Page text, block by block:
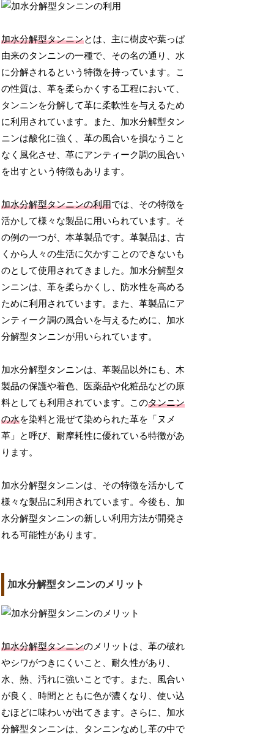
加水分解型タンニンとは、主に樹皮や葉っぱ
由来のタンニンの一種で、その名の通り、水
に分解されるという特徴を持っています。こ
の性質は、革を柔らかくする工程において、
タンニンを分解して革に柔軟性を与えるため
に利用されています。また、加水分解型タン
ニンは酸化に強く、革の風合いを損なうこと
なく風化させ、革にアンティーク調の風合い
を出すという特徴もあります。
加水分解型タンニンの利用では、その特徴を
活かして様々な製品に用いられています。そ
の例の一つが、本革製品です。革製品は、古
くから人々の生活に欠かすことのできないも
のとして使用されてきました。加水分解型タ
ンニンは、革を柔らかくし、防水性を高める
ために利用されています。また、革製品にア
ンティーク調の風合いを与えるために、加水
分解型タンニンが用いられています。
加水分解型タンニンは、革製品以外にも、木
製品の保護や着色、医薬品や化粧品などの原
料としても利用されています。このタンニン
の水を染料と混ぜて染められた革を「ヌメ
革」と呼び、耐摩耗性に優れている特徴があ
ります。
加水分解型タンニンは、その特徴を活かして
様々な製品に利用されています。今後も、加
水分解型タンニンの新しい利用方法が開発さ
れる可能性があります。
加水分解型タンニンのメリット
加水分解型タンニンのメリットは、革の破れ
やシワがつきにくいこと、耐久性があり、
水、熱、汚れに強いことです。また、風合い
が良く、時間とともに色が濃くなり、使い込
むほどに味わいが出てきます。さらに、加水
分解型タンニンは、タンニンなめし革の中で